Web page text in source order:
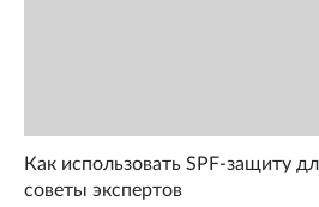
Как использовать SPF-защиту
советы экспертов